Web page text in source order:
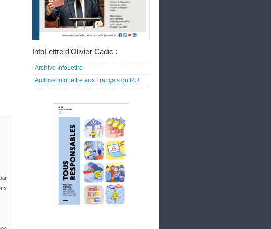
InfoLettre d’Olivier Cadic :
Archive InfoLettre
Archive InfoLettre aux Français du RU